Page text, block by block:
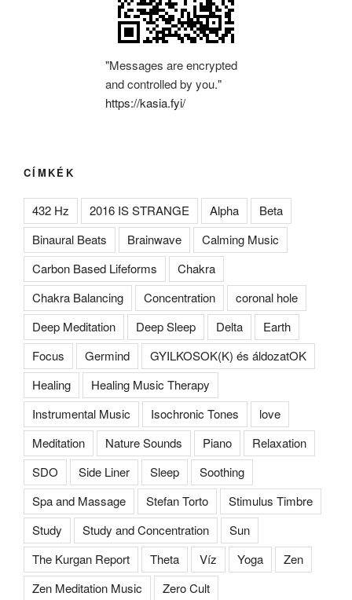
"Messages are encrypted
and controlled by you."
https://kasia.fyi/
CÍMKÉK
432 Hz 2016 IS STRANGE Alpha
Beta
Binaural Beats
Brainwave
Calming Music
Carbon Based Lifeforms
Chakra
Chakra Balancing
Concentration
coronal hole
Deep Meditation
Deep Sleep Delta
Earth
Focus
Germind
GYILKOSOK(K) és áldozatOK
Healing
Healing Music Therapy
Instrumental Music
Isochronic Tones
love
Meditation
Nature Sounds Piano
Relaxation
SDO
Side Liner Sleep
Soothing
Spa and Massage
Stefan Torto
Stimulus Timbre
Study
Study and Concentration
Sun
The Kurgan Report
Theta Víz Yoga
Zen
Zen Meditation Music
Zero Cult